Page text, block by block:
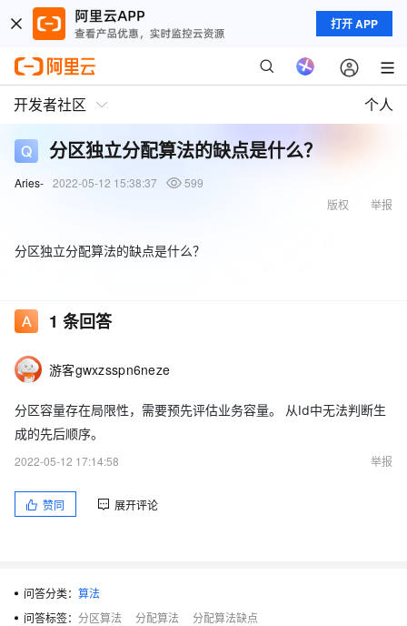
打开 APP
开发者社区 个人
分区独立分配算法的缺点是什么？
Aries- 2022-05-12 15:38:37
599
举报
版权
分区独立分配算法的缺点是什么？
1 条回答
游客gwxzsspn6neze
分区容量存在局限性，需要预先评估业务容量。 从Id中无法判断生
成的先后顺序。
2022-05-12 17:14:58
举报
赞同 展开评论
问答分类： 算法
问答标签： 分区算法 分配算法
分配算法缺点